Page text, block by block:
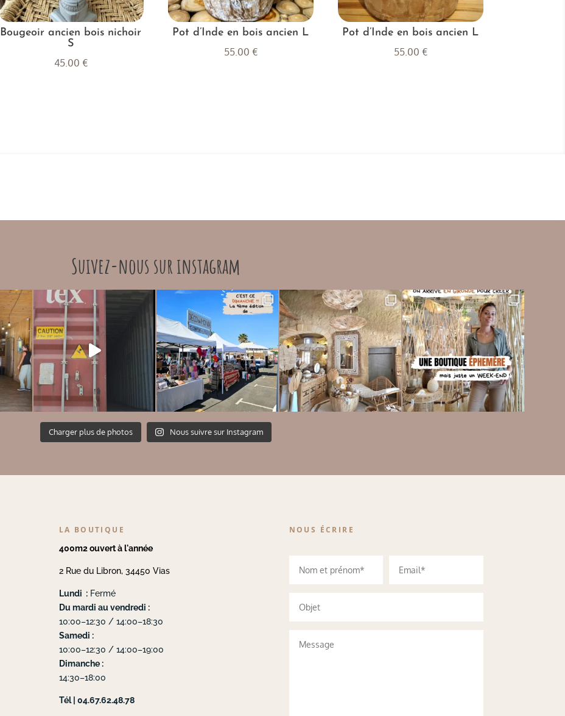
Bougeoir ancien bois nichoir
S
45.00 €
Pot d’Inde en bois ancien L
55.00 €
Pot d’Inde en bois ancien L
55.00 €
Suivez-nous sur instagram
Charger plus de photos Nous suivre sur Instagram
LA BOUTIQUE
400m2 ouvert à l'année
2 Rue du Libron, 34450 Vias
Lundi :Fermé
Du mardi au vendredi :
10:00–12:30 / 14:00–18:30
Samedi :
10:00–12:30 / 14:00–19:00
Dimanche :
14:30–18:00
Tél | 04.67.62.48.78
NOUS ÉCRIRE